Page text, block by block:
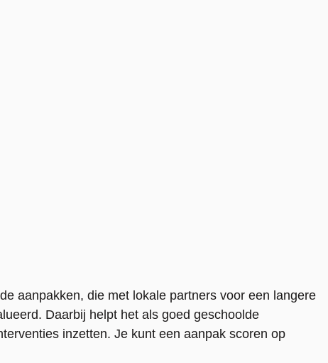
aanpakken, die met lokale partners voor een langere
Daarbij helpt het als goed geschoolde
inzetten. Je kunt een aanpak scoren op